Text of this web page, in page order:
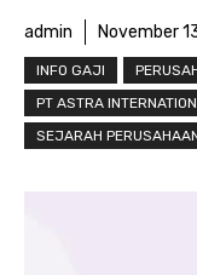
admin November
INFO GAJI
PT ASTRA
SEJARAH